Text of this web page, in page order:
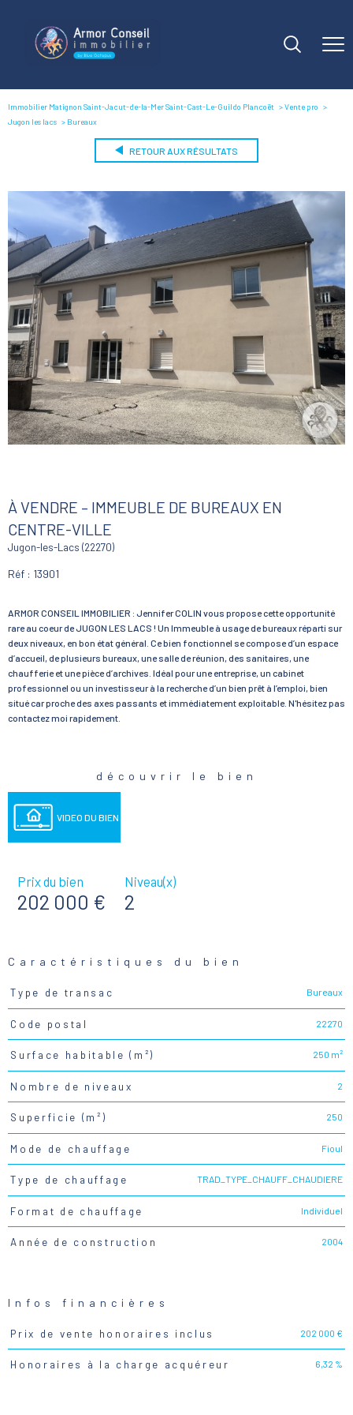
Immobilier Matignon Saint-Jacut-de-la-Mer Saint-Cast-Le-Guildo Plancoët
Vente pro
Jugon les lacs
Bureaux
RETOUR AUX RÉSULTATS
À VENDRE – IMMEUBLE DE BUREAUX EN
CENTRE-VILLE
Jugon-les-Lacs (22270)
Réf : 13901
ARMOR CONSEIL IMMOBILIER : Jennifer COLIN vous propose cette opportunité
rare au coeur de JUGON LES LACS ! Un Immeuble à usage de bureaux réparti sur
deux niveaux, en bon état général. Ce bien fonctionnel se compose d’un espace
d’accueil, de plusieurs bureaux, une salle de réunion, des sanitaires, une
chaufferie et une pièce d’archives. Idéal pour une entreprise, un cabinet
professionnel ou un investisseur à la recherche d’un bien prêt à l’emploi, bien
situé car proche des axes passants et immédiatement exploitable. N'hésitez pas
contactez moi rapidement.
découvrir le bien
VIDEO DU BIEN
Prix du bien
202 000 €
Niveau(x)
2
Caractéristiques du bien
Caractéristiques Valeurs
Type de transac Bureaux
Code postal 22270
Surface habitable (m²) 250 m²
Nombre de niveaux 2
Superficie (m²) 250
Mode de chauffage Fioul
Type de chauffage TRAD_TYPE_CHAUFF_CHAUDIERE
Format de chauffage Individuel
Année de construction 2004
Infos financières
Caractéristiques Valeurs
Prix de vente honoraires inclus 202 000 €
Honoraires à la charge acquéreur 6,32 %